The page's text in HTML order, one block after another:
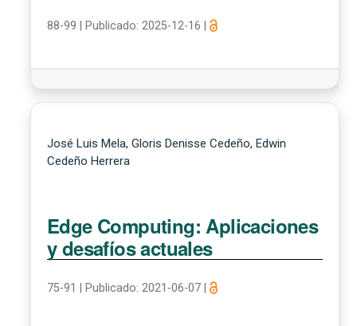
88-99 Publicado: 2025-12-16
José Luis Mela, Gloris Denisse Cedeño, Edwin
Cedeño Herrera
Edge Computing: Aplicaciones
y desafíos actuales
75-91 Publicado: 2021-06-07